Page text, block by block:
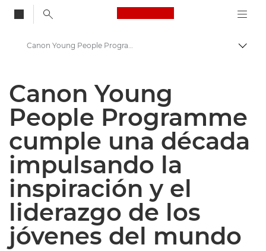
Canon Logo, back
Centro de prensa
Comunicados de prensa: Centro de prensa de Canon
Canon Young People Programme cumple una década impulsando la inspiración y el liderazgo de los jóvenes del mundo
Canon Young
People Programme
cumple una década
impulsando la
inspiración y el
liderazgo de los
jóvenes del mundo